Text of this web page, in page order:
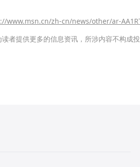
www.msn.cn/zh-cn/news/other/ar-
读者提供更多的信息资讯，所涉内容不构